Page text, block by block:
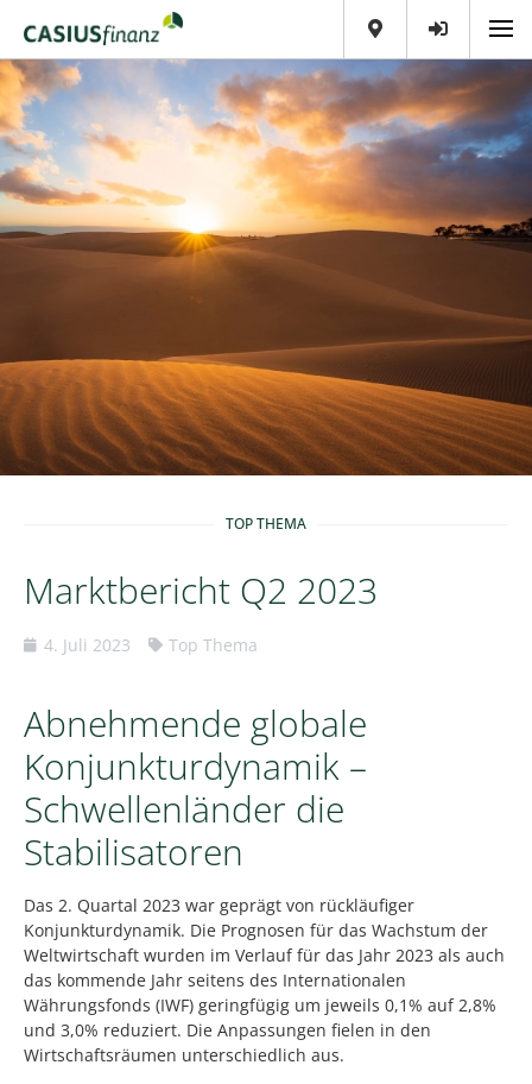
TOP THEMA
Marktbericht Q2 2023
4. Juli 2023 Top Thema
Abnehmende globale
Konjunkturdynamik –
Schwellenländer die
Stabilisatoren
Das 2. Quartal 2023 war geprägt von rückläufiger
Konjunkturdynamik. Die Prognosen für das Wachstum der
Weltwirtschaft wurden im Verlauf für das Jahr 2023 als auch
das kommende Jahr seitens des Internationalen
Währungsfonds (IWF) geringfügig um jeweils 0,1% auf 2,8%
und 3,0% reduziert. Die Anpassungen fielen in den
Wirtschaftsräumen unterschiedlich aus.